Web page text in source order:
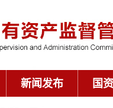
新闻发布 国